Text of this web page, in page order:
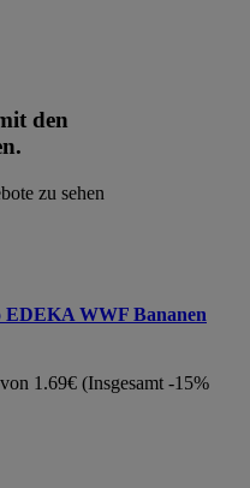
den
zu sehen
EDEKA WWF Bananen
1.69€ (Insgesamt -15%